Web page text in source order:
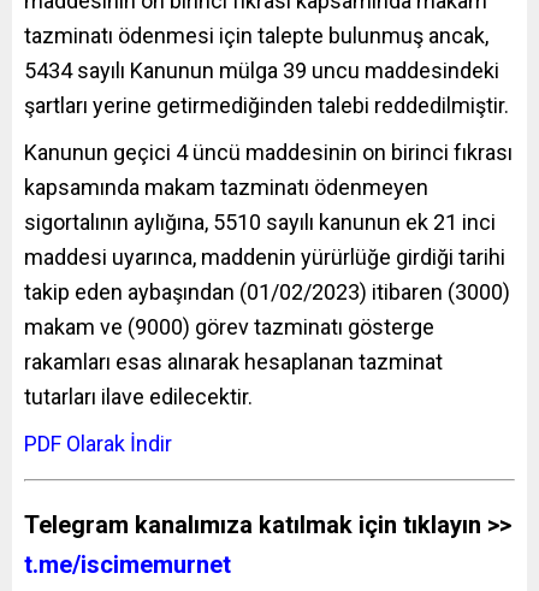
tazminatı ödenmesi için talepte bulunmuş ancak,
5434 sayılı Kanunun mülga 39 uncu maddesindeki
şartları yerine getirmediğinden talebi reddedilmiştir.
Kanunun geçici 4 üncü maddesinin on birinci fıkrası
kapsamında makam tazminatı ödenmeyen
sigortalının aylığına, 5510 sayılı kanunun ek 21 inci
maddesi uyarınca, maddenin yürürlüğe girdiği tarihi
takip eden aybaşından (01/02/2023) itibaren (3000)
makam ve (9000) görev tazminatı gösterge
rakamları esas alınarak hesaplanan tazminat
tutarları ilave edilecektir.
PDF Olarak İndir
Telegram kanalımıza katılmak için tıklayın >>
t.me/iscimemurnet